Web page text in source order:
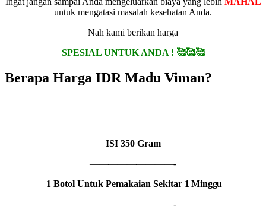
untuk mengatasi masalah kesehatan Anda.
Nah kami berikan harga
SPESIAL UNTUK ANDA ! 🥰🥰🥰
Berapa Harga IDR Madu Viman?
ISI350 Gram
—————————-
1 Botol Untuk Pemakaian Sekitar 1 Minggu
—————————-